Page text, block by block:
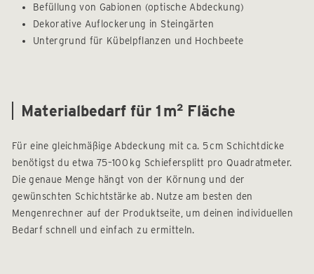
Befüllung von Gabionen (optische Abdeckung)
Dekorative Auflockerung in Steingärten
Untergrund für Kübelpflanzen und Hochbeete
Materialbedarf für 1 m² Fläche
Für eine gleichmäßige Abdeckung mit ca. 5 cm Schichtdicke
benötigst du etwa 75–100 kg Schiefersplitt pro Quadratmeter.
Die genaue Menge hängt von der Körnung und der
gewünschten Schichtstärke ab. Nutze am besten den
Mengenrechner auf der Produktseite, um deinen individuellen
Bedarf schnell und einfach zu ermitteln.